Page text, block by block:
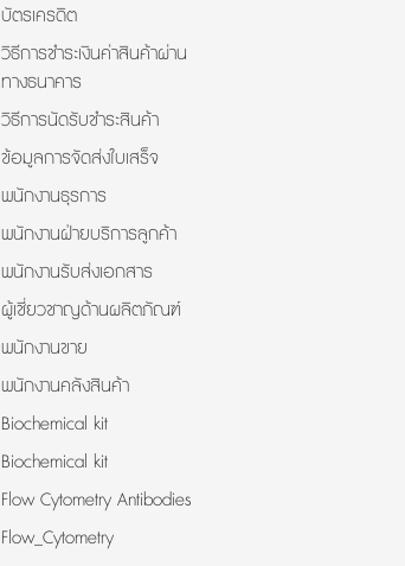
บัตรเครดิต
วิธีการชำระเงินค่าสินค้าผ่าน
ทางธนาคาร
วิธีการนัดรับชำระสินค้า
ข้อมูลการจัดส่งใบเสร็จ
พนักงานธุรการ
พนักงานฝ่ายบริการลูกค้า
พนักงานรับส่งเอกสาร
ผู้เชี่ยวชาญด้านผลิตภัณฑ์
พนักงานขาย
พนักงานคลังสินค้า
Biochemical kit
Biochemical kit
Flow Cytometry Antibodies
Flow_Cytometry